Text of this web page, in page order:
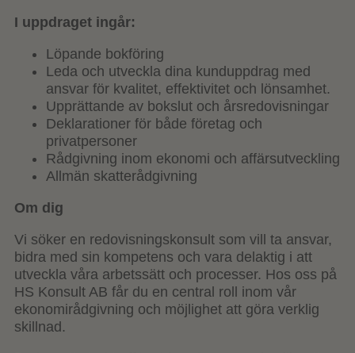
I uppdraget ingår:
Löpande bokföring
Leda och utveckla dina kunduppdrag med
ansvar för kvalitet, effektivitet och lönsamhet.
Upprättande av bokslut och årsredovisningar
Deklarationer för både företag och
privatpersoner
Rådgivning inom ekonomi och affärsutveckling
Allmän skatterådgivning
Om dig
Vi söker en redovisningskonsult som vill ta ansvar,
bidra med sin kompetens och vara delaktig i att
utveckla våra arbetssätt och processer. Hos oss på
HS Konsult AB får du en central roll inom vår
ekonomirådgivning och möjlighet att göra verklig
skillnad.